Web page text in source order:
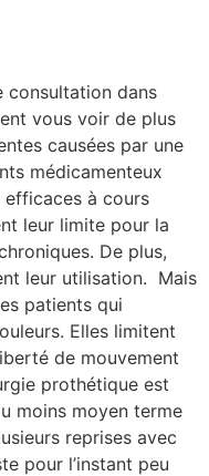
consultation dans
vous voir de plus
causées par une
médicamenteux
à cours
leur limite pour la
De plus,
leur utilisation. Mais
patients qui
Elles limitent
de mouvement
prothétique est
moins moyen terme
reprises avec
pour l’instant peu